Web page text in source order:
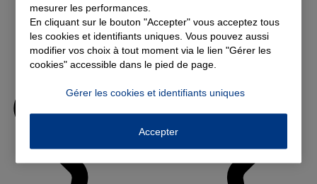
mesurer les performances.
En cliquant sur le bouton "Accepter" vous acceptez tous
les cookies et identifiants uniques. Vous pouvez aussi
modifier vos choix à tout moment via le lien "Gérer les
cookies" accessible dans le pied de page.
Gérer les cookies et identifiants uniques
Accepter